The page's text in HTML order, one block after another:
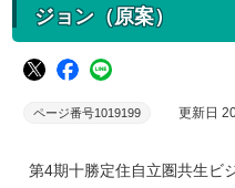
ジョン（原案）
ページ番号1019199 更新日
第4期十勝定住自立圏共生ビ